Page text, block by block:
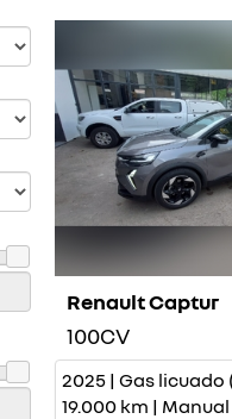
Renault Captur
100CV
2025 | Gas licuado
19.000 km | Manual